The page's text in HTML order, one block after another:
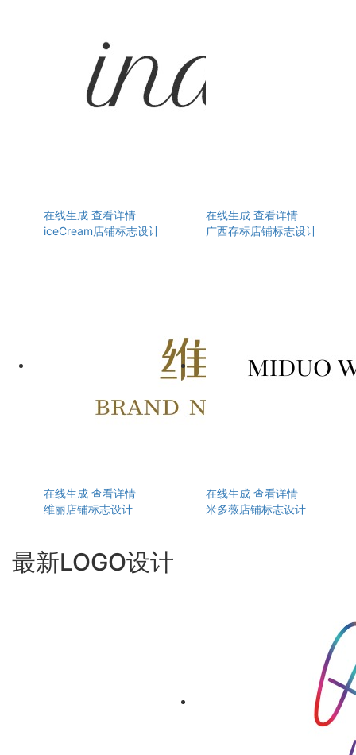
在线生成 查看详情
iceCream店铺标志设计
在线生成 查看详情
广西存标店铺标志设计
在线生成 查看详情
维丽店铺标志设计
在线生成 查看详情
米多薇店铺标志设计
最新LOGO设计